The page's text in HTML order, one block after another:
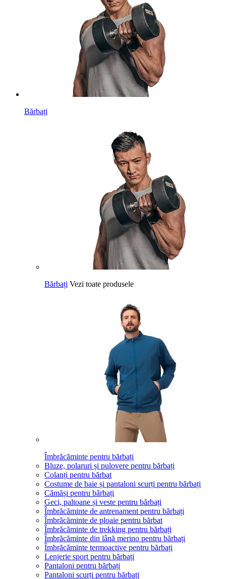
Bărbați
Bărbați Vezi toate produsele
Îmbrăcăminte pentru bărbați
Bluze, polaruri și pulovere pentru bărbați
Colanți pentru bărbat
Costume de baie și pantaloni scurți pentru bărbați
Cămăși pentru bărbați
Geci, paltoane și veste pentru bărbați
Îmbrăcăminte de antrenament pentru bărbați
Îmbrăcăminte de ploaie pentru bărbat
Îmbrăcăminte de trekking pentru bărbați
Îmbrăcăminte din lână merino pentru bărbați
Îmbrăcăminte termoactive pentru bărbați
Lenjerie sport pentru bărbați
Pantaloni pentru bărbați
Pantaloni scurți pentru bărbați